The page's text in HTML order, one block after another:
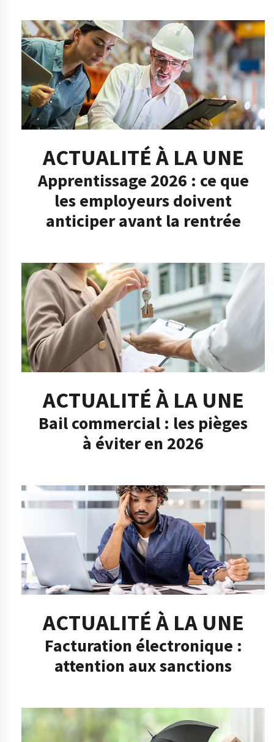
ACTUALITÉ À LA UNE
Apprentissage 2026 : ce que
les employeurs doivent
anticiper avant la rentrée
ACTUALITÉ À LA UNE
Bail commercial : les pièges
à éviter en 2026
ACTUALITÉ À LA UNE
Facturation électronique :
attention aux sanctions